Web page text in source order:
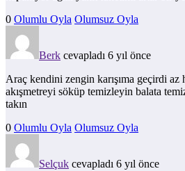
0 Olumlu Oyla Olumsuz Oyla
Berk cevapladı 6 yıl önce
Araç kendini zengin karışıma geçirdi az
akışmetreyi söküp temizleyin balata
takın
0 Olumlu Oyla Olumsuz Oyla
Selçuk cevapladı 6 yıl önce